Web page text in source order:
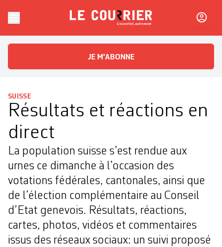
Le CourrierL'essentiel, autrement
JE M'ABONNE
SUISSE
Résultats et réactions en
direct
La population suisse s’est rendue aux
urnes ce dimanche à l’occasion des
votations fédérales, cantonales, ainsi que
de l’élection complémentaire au Conseil
d’Etat genevois. Résultats, réactions,
cartes, photos, vidéos et commentaires
issus des réseaux sociaux: un suivi proposé